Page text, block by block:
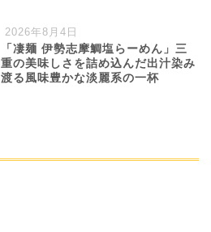
2026年8月4日
「凄麺 伊勢志摩鯛塩らーめん」三
重の美味しさを詰め込んだ出汁染み
渡る風味豊かな淡麗系の一杯